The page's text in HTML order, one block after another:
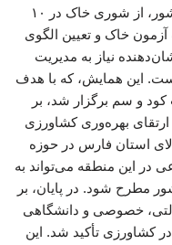
رحمانی، رئیس مؤسسه خاک و آب کشور، از شوری خاک در ۱۰
آزمون خاک و تعیین الگوی
نیاز به مدیریت
این همایش، که با هدف
و سم برگزار شد، بر
بهره‌وری کشاورزی
استان فارس در حوزه
این منطقه می‌تواند به
مطرح شود. در پایان، بر
خصوصی و دانشگاهی
کشاورزی تأکید شد. این